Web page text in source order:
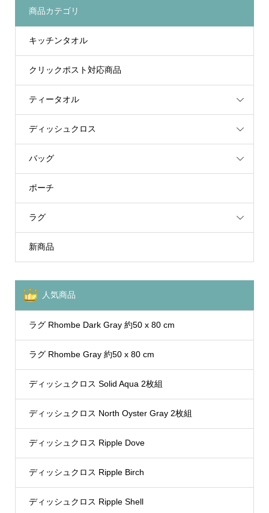
商品カテゴリ
キッチンタオル
クリックポスト対応商品
ティータオル
ディッシュクロス
バッグ
ポーチ
ラグ
新商品
人気商品
ラグ Rhombe Dark Gray 約50 x 80 cm
ラグ Rhombe Gray 約50 x 80 cm
ディッシュクロス Solid Aqua 2枚組
ディッシュクロス North Oyster Gray 2枚組
ディッシュクロス Ripple Dove
ディッシュクロス Ripple Birch
ディッシュクロス Ripple Shell